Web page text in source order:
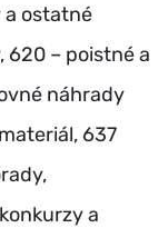
a ostatné
620 – poistné a
náhrady
637
a